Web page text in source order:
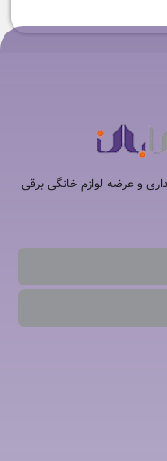
و عرضه لوازم خانگی برقی